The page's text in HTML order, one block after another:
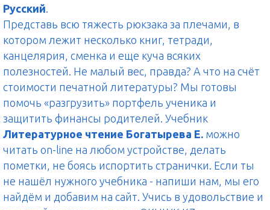
Русский.
Представь всю тяжесть рюкзака за плечами, в
котором лежит несколько книг, тетради,
канцелярия, сменка и еще куча всяких
полезностей. Не малый вес, правда? А что на счёт
стоимости печатной литературы? Мы готовы
помочь «разгрузить» портфель ученика и
защитить финансы родителей. Учебник
Литературное чтение Богатырева Е. можно
читать on-line на любом устройстве, делать
пометки, не боясь испортить странички. Если ты
не нашёл нужного учебника - напиши нам, мы его
найдём и добавим на сайт. Учись в удовольствие и